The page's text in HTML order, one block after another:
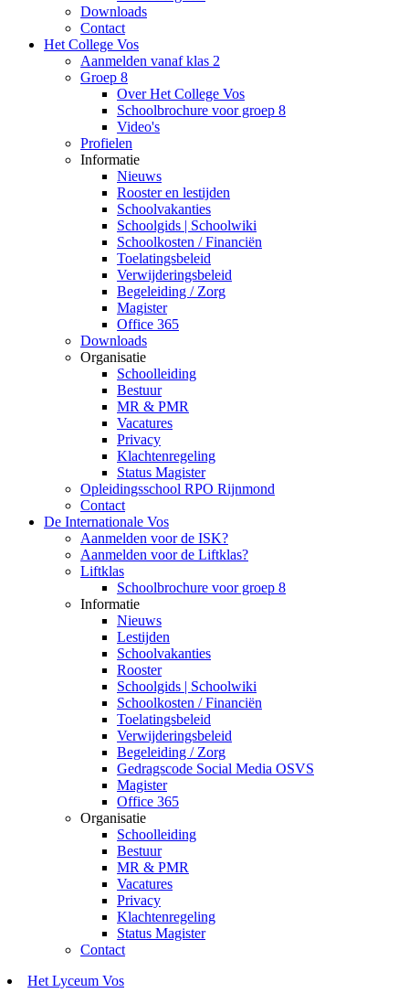
Downloads
Contact
Het College Vos
Aanmelden vanaf klas 2
Groep 8
Over Het College Vos
Schoolbrochure voor groep 8
Video's
Profielen
Informatie
Nieuws
Rooster en lestijden
Schoolvakanties
Schoolgids | Schoolwiki
Schoolkosten / Financiën
Toelatingsbeleid
Verwijderingsbeleid
Begeleiding / Zorg
Magister
Office 365
Downloads
Organisatie
Schoolleiding
Bestuur
MR & PMR
Vacatures
Privacy
Klachtenregeling
Status Magister
Opleidingsschool RPO Rijnmond
Contact
De Internationale Vos
Aanmelden voor de ISK?
Aanmelden voor de Liftklas?
Liftklas
Schoolbrochure voor groep 8
Informatie
Nieuws
Lestijden
Schoolvakanties
Rooster
Schoolgids | Schoolwiki
Schoolkosten / Financiën
Toelatingsbeleid
Verwijderingsbeleid
Begeleiding / Zorg
Gedragscode Social Media OSVS
Magister
Office 365
Organisatie
Schoolleiding
Bestuur
MR & PMR
Vacatures
Privacy
Klachtenregeling
Status Magister
Contact
Het Lyceum Vos